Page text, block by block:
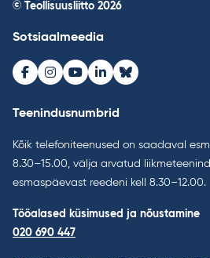
© Teollisuusliitto 2026
Sotsiaalmeedia
Facebook
Instagram
Youtube
LinkedInBluesky
Teenindusnumbrid
Kõik telefoniteenused on saadaval
8.30–15.00, välja arvatud
esmaspäevast reedeni kell 8.30–12.00.
Tööalased küsimused ja nõustamine
020 690 447